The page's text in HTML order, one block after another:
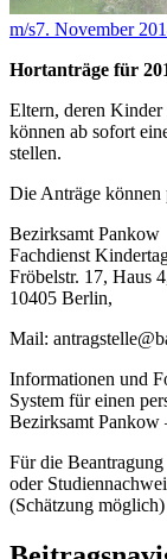
m/s7. November
Hortanträge für
Eltern, deren Kinder
können ab sofort
stellen.
Die Anträge können
Bezirksamt Pankow
Fachdienst
Fröbelstr. 17, Haus
10405 Berlin,
Mail:
Informationen und
System für einen
Bezirksamt Pankow
Für die
oder
(Schätzung